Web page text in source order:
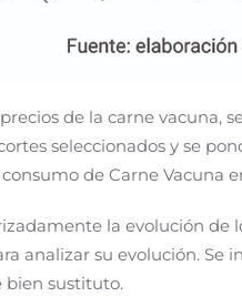
de la carne
seleccionados y se
de Carne Vacuna
la evolución de
analizar su evolución.
bien sustituto.